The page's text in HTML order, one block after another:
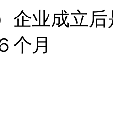
业成立后
个月